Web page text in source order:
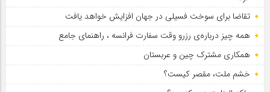
تقاضا برای سوخت فسیلی در جهان افزایش خواهد یافت
همه چیز درباره‌ی رزرو وقت سفارت فرانسه ، راهنمای جامع
همکاری مشترک چین و عربستان
خشم ملت، مقصر کیست؟